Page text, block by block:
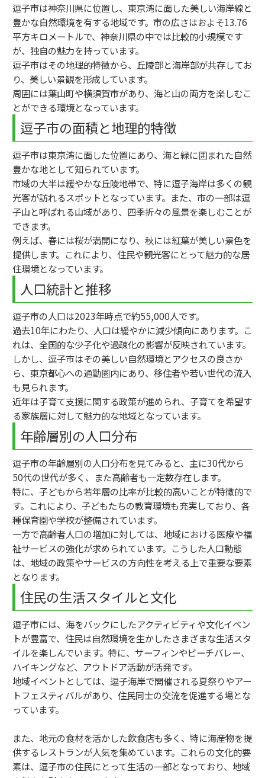
逗子市は神奈川県に位置し、東京湾に面した美しい海岸線と
豊かな自然環境を有する地域です。市の広さはおよそ13.76
平方キロメートルで、神奈川県の中では比較的小規模です
が、独自の魅力を持っています。
逗子市はその地理的特徴から、丘陵部と海岸部が共存してお
り、美しい景観を形成しています。
周囲には葉山町や横須賀市があり、海と山の両方を楽しむこ
とができる環境となっています。
逗子市の面積と地理的特徴
逗子市は東京湾に面した位置にあり、海と緑に囲まれた自然
豊かな地として知られています。
市域の大半は緩やかな丘陵地帯で、特に逗子海岸は多くの観
光客が訪れるスポットとなっています。また、市の一部は逗
子山と呼ばれる山域があり、四季折々の風景を楽しむことが
できます。
例えば、春には桜が満開になり、秋には紅葉が美しい景色を
提供します。これにより、住民や観光客にとって魅力的な居
住環境となっています。
人口統計と推移
逗子市の人口は2023年時点で約55,000人です。
過去10年にわたり、人口は緩やかに減少傾向にあります。こ
れは、全国的な少子化や過疎化の影響が反映されています。
しかし、逗子市はその美しい自然環境とアクセスの良さか
ら、東京都心への通勤圏内にあり、移住者や若い世代の流入
も見られます。
近年は子育て支援に関する政策が進められ、子育てを希望す
る家族層に対して魅力的な地域となっています。
年齢層別の人口分布
逗子市の年齢層別の人口分布を見てみると、主に30代から
50代の世代が多く、また高齢者も一定数存在します。
特に、子どもから若年層の比率が比較的高いことが特徴的で
す。これにより、子どもたちの教育環境も充実しており、各
種保育園や学校が整備されています。
一方で高齢者人口の増加に対しては、地域における医療や福
祉サービスの強化が求められています。こうした人口動態
は、地域の政策やサービスの方向性を考える上で重要な要素
となります。
住民の生活スタイルと文化
逗子市には、海をバックにしたアクティビティや文化イベン
トが豊富で、住民は自然環境を生かしたさまざまな生活スタ
イルを楽しんでいます。特に、サーフィンやビーチバレー、
ハイキングなど、アウトドア活動が活発です。
地域イベントとしては、逗子海岸で開催される夏祭りやアー
トフェスティバルがあり、住民同士の交流を促進する場とな
っています。
また、地元の食材を活かした飲食店も多く、特に海産物を提
供するレストランが人気を集めています。これらの文化的要
素は、逗子市の住民にとって生活の一部となっており、地域